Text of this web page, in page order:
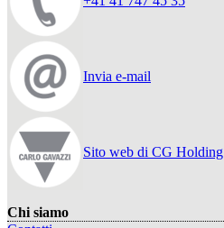
Invia e-mail
Sito web di CG Holding
Chi siamo